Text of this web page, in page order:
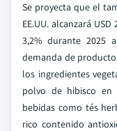
Se proyecta que el
EE.UU. alcanzará
3,2% durante 2025
demanda de
los ingredientes
polvo de hibisco en
bebidas como tés
rico contenido